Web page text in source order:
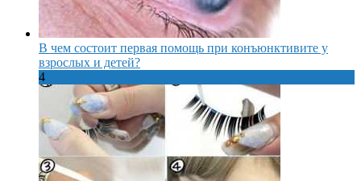
В чем состоит первая помощь при конъюнктивите у
взрослых и детей?
4